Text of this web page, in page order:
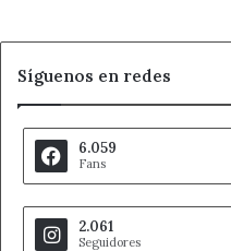
Síguenos en redes
6.059
Fans
2.061
Seguidores